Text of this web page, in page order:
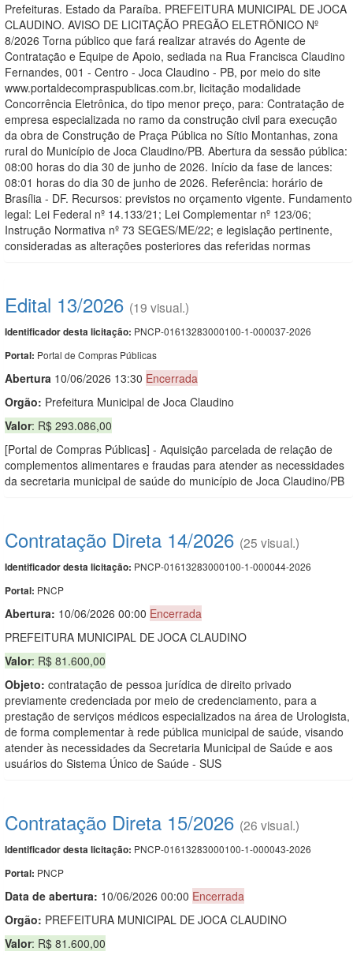
Prefeituras. Estado da Paraíba. PREFEITURA MUNICIPAL DE JOCA
CLAUDINO. AVISO DE LICITAÇÃO PREGÃO ELETRÔNICO Nº
8/2026 Torna público que fará realizar através do Agente de
Contratação e Equipe de Apoio, sediada na Rua Francisca Claudino
Fernandes, 001 - Centro - Joca Claudino - PB, por meio do site
www.portaldecompraspublicas.com.br, licitação modalidade
Concorrência Eletrônica, do tipo menor preço, para: Contratação de
empresa especializada no ramo da construção civil para execução
da obra de Construção de Praça Pública no Sítio Montanhas, zona
rural do Município de Joca Claudino/PB. Abertura da sessão pública:
08:00 horas do dia 30 de junho de 2026. Início da fase de lances:
08:01 horas do dia 30 de junho de 2026. Referência: horário de
Brasília - DF. Recursos: previstos no orçamento vigente. Fundamento
legal: Lei Federal nº 14.133/21; Lei Complementar nº 123/06;
Instrução Normativa nº 73 SEGES/ME/22; e legislação pertinente,
consideradas as alterações posteriores das referidas normas
Edital 13/2026 (19 visual.)
Identificador desta licitação: PNCP-01613283000100-1-000037-2026
Portal: Portal de Compras Públicas
Abertura 10/06/2026 13:30 Encerrada
Orgão: Prefeitura Municipal de Joca Claudino
Valor: R$ 293.086,00
[Portal de Compras Públicas] - Aquisição parcelada de relação de
complementos alimentares e fraudas para atender as necessidades
da secretaria municipal de saúde do município de Joca Claudino/PB
Contratação Direta 14/2026 (25 visual.)
Identificador desta licitação: PNCP-01613283000100-1-000044-2026
Portal: PNCP
Abertura: 10/06/2026 00:00 Encerrada
PREFEITURA MUNICIPAL DE JOCA CLAUDINO
Valor: R$ 81.600,00
Objeto: contratação de pessoa jurídica de direito privado
previamente credenciada por meio de credenciamento, para a
prestação de serviços médicos especializados na área de Urologista,
de forma complementar à rede pública municipal de saúde, visando
atender às necessidades da Secretaria Municipal de Saúde e aos
usuários do Sistema Único de Saúde - SUS
Contratação Direta 15/2026 (26 visual.)
Identificador desta licitação: PNCP-01613283000100-1-000043-2026
Portal: PNCP
Data de abertura: 10/06/2026 00:00 Encerrada
Orgão: PREFEITURA MUNICIPAL DE JOCA CLAUDINO
Valor: R$ 81.600,00